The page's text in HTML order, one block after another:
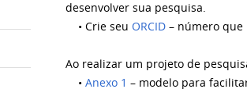
desenvolver sua pesquisa.
• Crie seuORCID – número que
Ao realizar um projeto de
•Anexo 1 – modelo para